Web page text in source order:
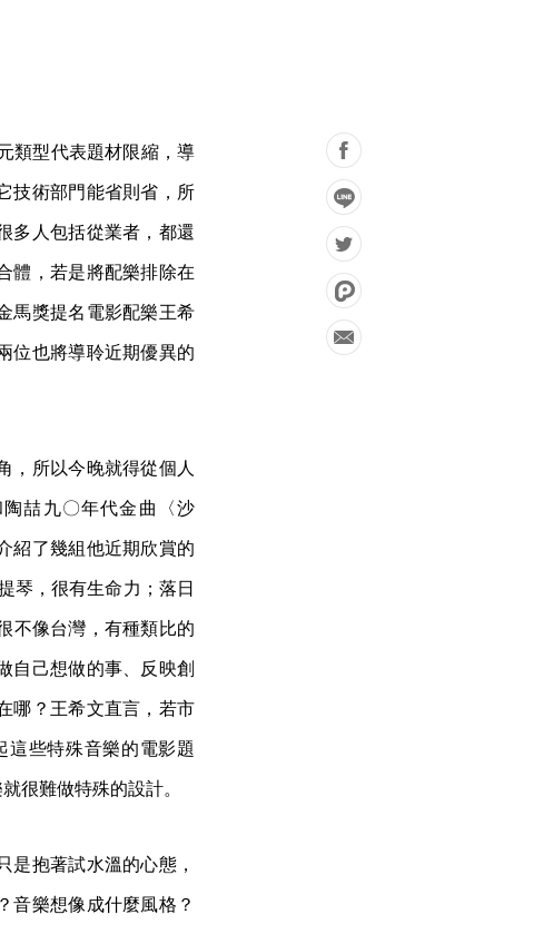
類型代表題材限縮，導
技術部門能省則省，所
多人包括從業者，都還
體，若是將配樂排除在
馬獎提名電影配樂王希
位也將導聆近期優異的
，所以今晚就得從個人
陶喆九〇年代金曲〈沙
紹了幾組他近期欣賞的
琴，很有生命力；落日
不像台灣，有種類比的
自己想做的事、反映創
哪？王希文直言，若市
這些特殊音樂的電影題
很難做特殊的設計。
是抱著試水溫的心態，
音樂想像成什麼風格？